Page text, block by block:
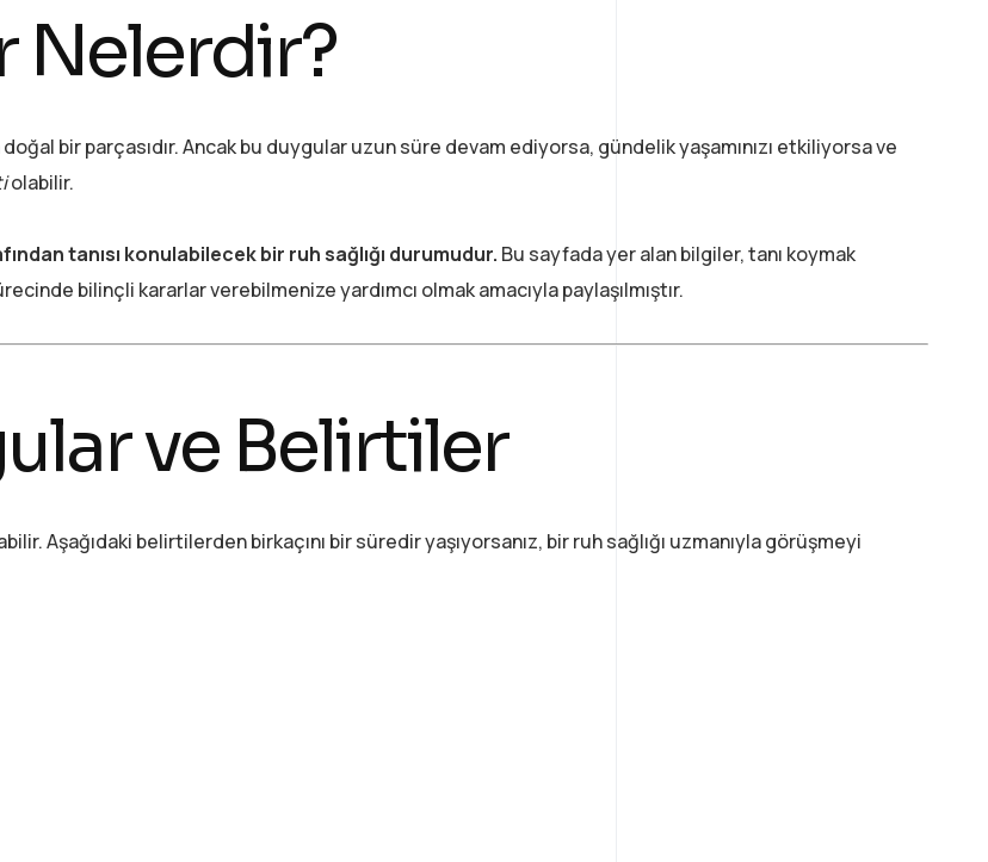
Nelerdir?
bir parçasıdır. Ancak bu duygular uzun süre devam ediyorsa, gündelik yaşamınızı etkiliyorsa ve
olabilir.
tanısı konulabilecek bir ruh sağlığı durumudur. Bu sayfada yer alan bilgiler, tanı koymak
bilinçli kararlar verebilmenize yardımcı olmak amacıyla paylaşılmıştır.
ve Belirtiler
Aşağıdaki belirtilerden birkaçını bir süredir yaşıyorsanız, bir ruh sağlığı uzmanıyla görüşmeyi